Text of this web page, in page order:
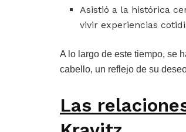
Asistió a la histórica
vivir experiencias
A lo largo de este tiempo, se
cabello, un reflejo de su
Las